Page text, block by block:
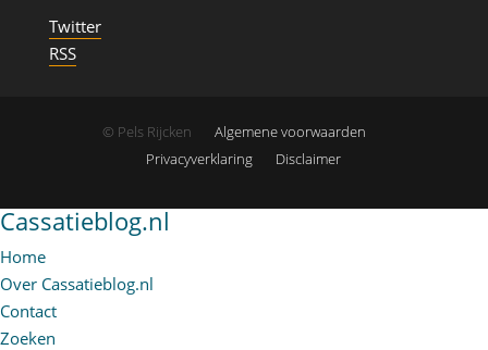
Twitter
RSS
© Pels Rijcken
Algemene voorwaarden
Privacyverklaring
Disclaimer
Cassatieblog.nl
Home
Over Cassatieblog.nl
Contact
Zoeken